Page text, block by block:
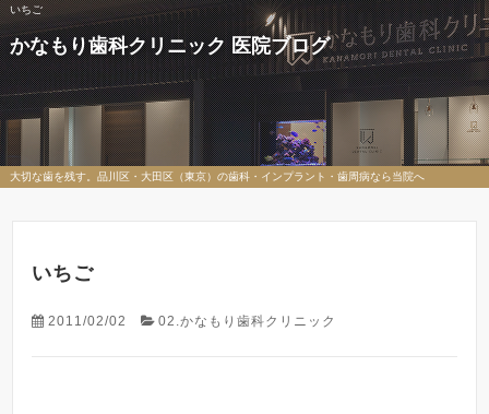
いちご
かなもり歯科クリニック 医院ブログ
大切な歯を残す。品川区・大田区（東京）の歯科・インプラント・歯周病なら当院へ
いちご
2011/02/02 02.かなもり歯科クリニック